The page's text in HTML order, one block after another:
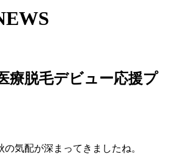
療脱毛デビュー応援プ
気配が深まってきましたね。